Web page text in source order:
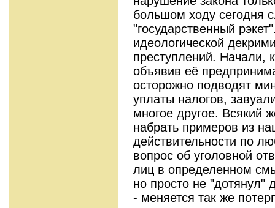
большом ходу сегодня
"государственный
идеологической
преступлений. Начали,
объявив её
осторожно подводят
уплаты налогов,
многое другое. Всякий
набрать примеров из
действительности по
вопрос об уголовной
лиц в определенном
но просто не "дотянул"
- меняется так же